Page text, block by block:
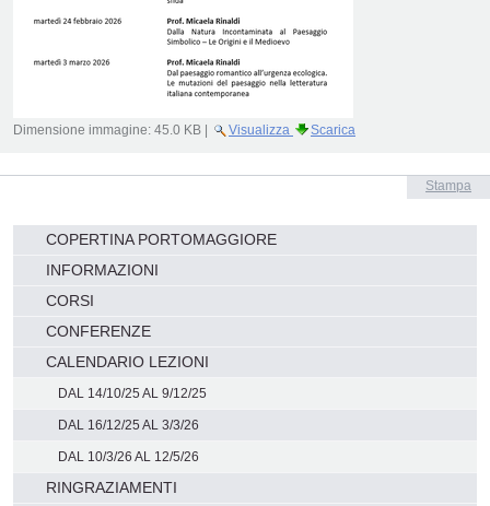
Dimensione immagine: 45.0 KB | Visualizza Scarica
Stampa
Navigazione
COPERTINA PORTOMAGGIORE
INFORMAZIONI
CORSI
CONFERENZE
CALENDARIO LEZIONI
DAL 14/10/25 AL 9/12/25
DAL 16/12/25 AL 3/3/26
DAL 10/3/26 AL 12/5/26
RINGRAZIAMENTI